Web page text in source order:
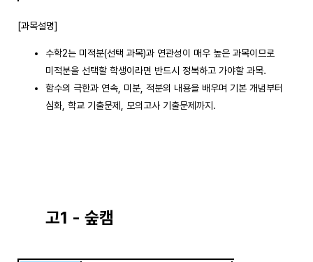
[과목설명]
수학2는 미적분(선택 과목)과 연관성이 매우 높은 과목이므로
미적분을 선택할 학생이라면 반드시 정복하고 가야할 과목.
함수의 극한과 연속, 미분, 적분의 내용을 배우며 기본 개념부터
심화, 학교 기출문제, 모의고사 기출문제까지.
고1 - 숲캠